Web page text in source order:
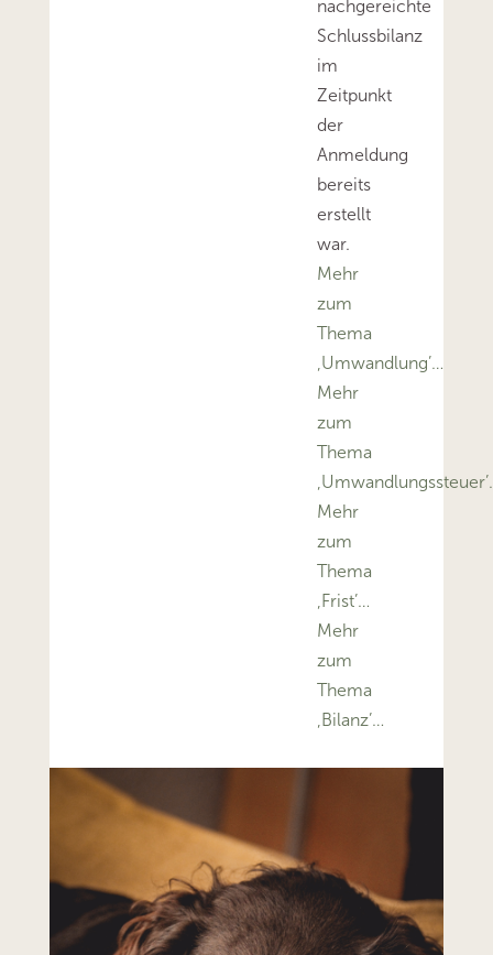
nachgereichte
Schlussbilanz
im
Zeitpunkt
der
Anmeldung
bereits
erstellt
war.
Mehr
zum
Thema
‚Umwandlung’…
Mehr
zum
Thema
Mehr
zum
Thema
‚Frist’…
Mehr
zum
Thema
‚Bilanz’…